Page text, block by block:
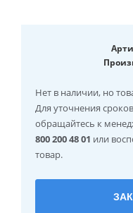
Нет в наличии, но
Для уточнения
обращайтесь к
800 200 48 01 или
товар.